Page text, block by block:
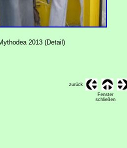
zurück
Fenster
schließen
2013 (Detail)